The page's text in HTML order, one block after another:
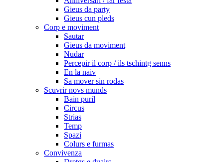
Gieus da party
Gieus cun pleds
Corp e moviment
Sautar
Gieus da moviment
Nudar
Percepir il corp / ils tschintg senns
En la naiv
Sa mover sin rodas
Scuvrir novs munds
Bain puril
Circus
Strias
Temp
Spazi
Colurs e furmas
Convivenza